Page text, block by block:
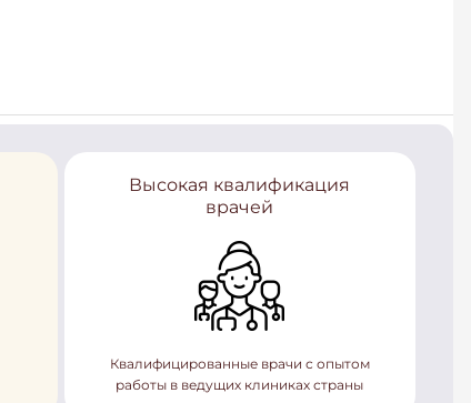
Высокая квалификация
врачей
Квалифицированные врачи с опытом
работы в ведущих клиниках страны